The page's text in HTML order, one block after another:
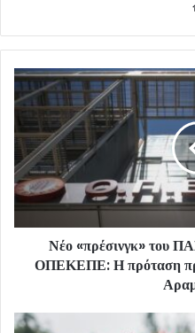
Νέο «πρέσινγκ» του
ΟΠΕΚΕΠΕ: Η πρόταση